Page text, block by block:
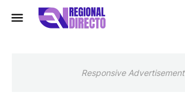
Responsive Advertisement